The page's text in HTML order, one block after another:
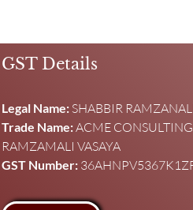
GST Details
Legal Name: SHABBIR
Trade Name:ACME
RAMZAMALI VASAYA
GST Number: